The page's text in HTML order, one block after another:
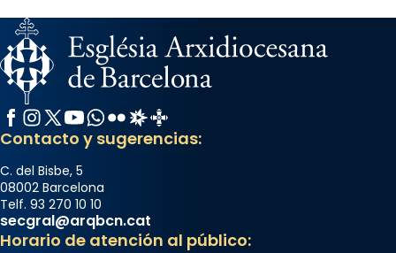
Facebook
Instagram
X / Twitter
YouTube
WhatsApp
FlickrRadio Estel
Catalunya Cristiana
Contacto y sugerencias:
C. del Bisbe, 5
08002 Barcelona
Telf. 93 270 10 10
secgral@arqbcn.cat
Horario de atención al público: